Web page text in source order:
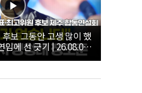
긋기 | 26.08.08
·최고위원 후보 제주 합